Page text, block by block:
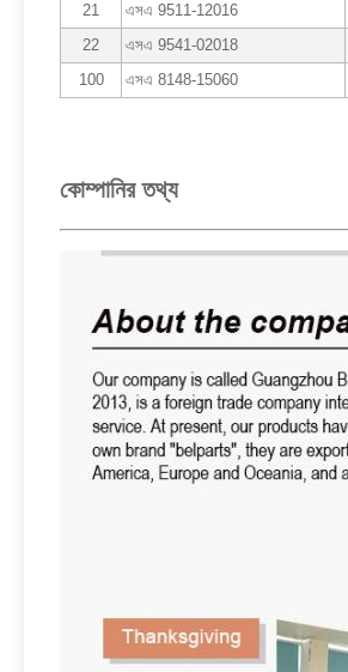
21
এসএ 9511-12016
22
এসএ 9541-02018
100
এসএ 8148-15060
কোম্পানির তথ্য